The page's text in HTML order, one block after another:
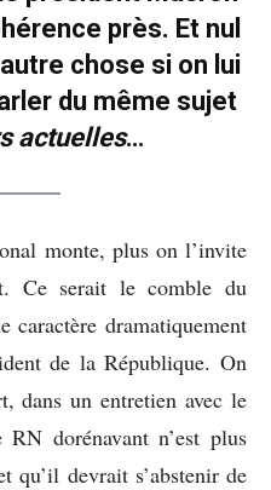
près. Et nul
chose si on lui
du même sujet
actuelles…
monte, plus on l’invite
Ce serait le comble du
dramatiquement
de la République. On
dans un entretien avec le
dorénavant n’est plus
qu’il devrait s’abstenir de